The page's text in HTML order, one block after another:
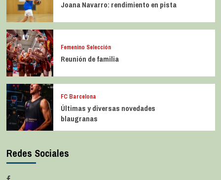
Joana Navarro: rendimiento en pista
Femenino Selección
Reunión de familia
FC Barcelona
Últimas y diversas novedades
blaugranas
Redes Sociales